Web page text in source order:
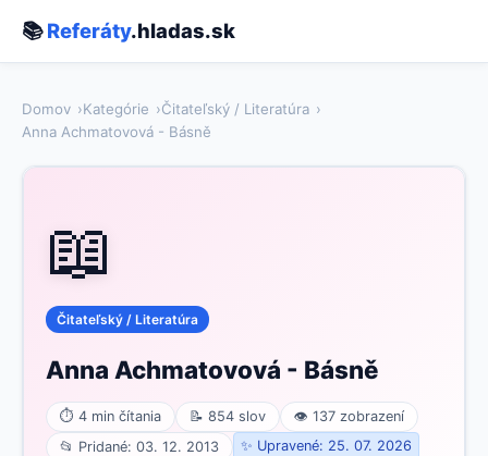
📚Referáty.hladas.sk
Domov Kategórie
Čitateľský / Literatúra
Anna Achmatovová - Básně
📖
Čitateľský / Literatúra
Anna Achmatovová - Básně
⏱ 4 min čítania 📝 854 slov
👁 137 zobrazení
📂 Pridané: 03. 12. 2013
✨ Upravené: 25. 07. 2026